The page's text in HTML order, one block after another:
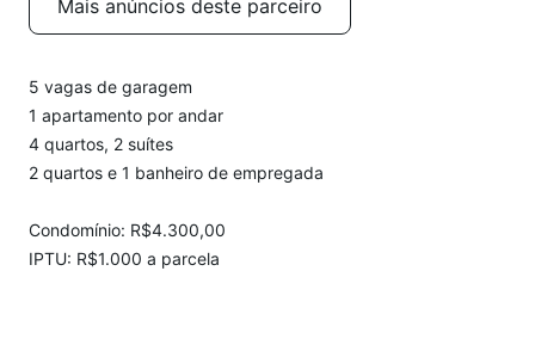
Mais anúncios deste parceiro
5 vagas de garagem
1 apartamento por andar
4 quartos, 2 suítes
2 quartos e 1 banheiro de empregada
Condomínio: R$4.300,00
IPTU: R$1.000 a parcela